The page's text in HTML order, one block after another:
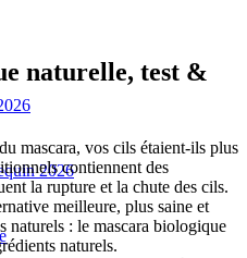
2026
naturelle, test &
mascara, vos cils étaient-ils plus
contiennent des
la rupture et la chute des cils.
meilleure, plus saine et
naturels : le mascara biologique
naturels.